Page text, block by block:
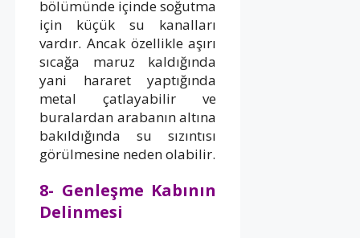
bölümünde içinde soğutma
için küçük su kanalları
vardır. Ancak özellikle aşırı
sıcağa maruz kaldığında
yani hararet yaptığında
metal çatlayabilir ve
buralardan arabanın altına
bakıldığında su sızıntısı
görülmesine neden olabilir.
8- Genleşme Kabının
Delinmesi